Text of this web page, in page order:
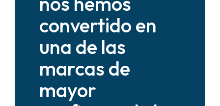
convertido en
una de las
marcas de
mayor